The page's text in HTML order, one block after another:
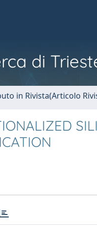
di
in Rivista(Articolo